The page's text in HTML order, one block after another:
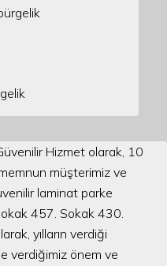
Hizmet olarak, 10
müşterimiz ve
laminat parke
457. Sokak 430.
yılların verdiği
verdiğimiz önem ve